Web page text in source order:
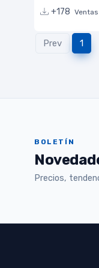
+178 Ventas
Prev 1
BOLETÍN
Precios,